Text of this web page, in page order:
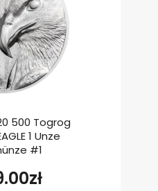
500 Togrog
1 Unze
#1
zł